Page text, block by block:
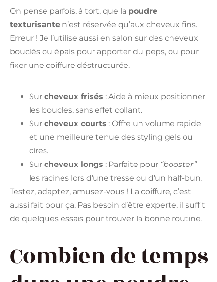
On pense parfois, à tort, que la poudre
texturisante n’est réservée qu’aux cheveux fins.
Erreur ! Je l’utilise aussi en salon sur des cheveux
bouclés ou épais pour apporter du peps, ou pour
fixer une coiffure déstructurée.
Sur cheveux frisés : Aide à mieux positionner
les boucles, sans effet collant.
Sur cheveux courts : Offre un volume rapide
et une meilleure tenue des styling gels ou
cires.
Sur cheveux longs : Parfaite pour “booster”
les racines lors d’une tresse ou d’un half-bun.
Testez, adaptez, amusez-vous ! La coiffure, c’est
aussi fait pour ça. Pas besoin d’être experte, il suffit
de quelques essais pour trouver la bonne routine.
Combien de temps